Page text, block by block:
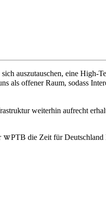
auszutauschen, eine High-
offener Raum, sodass
weiterhin aufrecht
PTB die Zeit für Deutschland